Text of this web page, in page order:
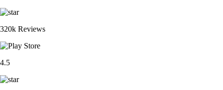
320k Reviews
4.5